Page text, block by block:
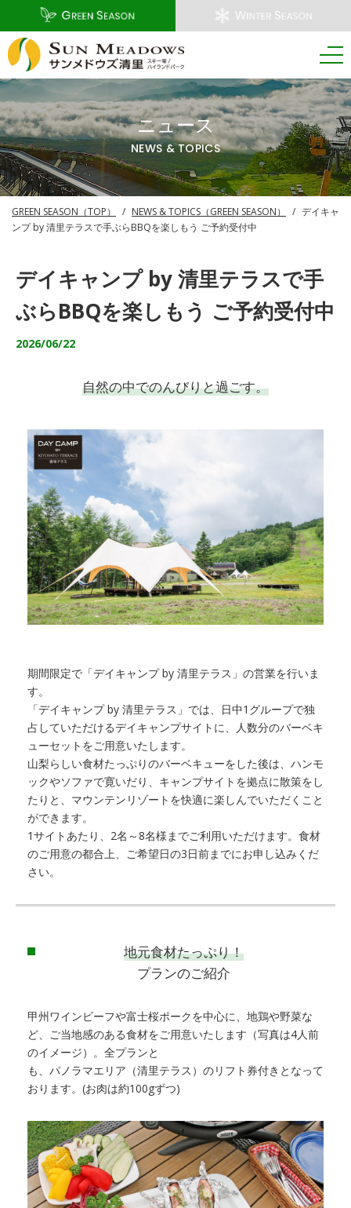
ニュース
NEWS & TOPICS
GREEN SEASON（TOP） / NEWS & TOPICS（GREEN SEASON） / デイキャ
ンプ by 清里テラスで手ぶらBBQを楽しもう ご予約受付中
デイキャンプ by 清里テラスで手
ぶらBBQを楽しもう ご予約受付中
2026/06/22
自然の中でのんびりと過ごす。
期間限定で「デイキャンプ by 清里テラス」の営業を行いま
す。
「デイキャンプ by 清里テラス」では、日中1グループで独
占していただけるデイキャンプサイトに、人数分のバーベキ
ューセットをご用意いたします。
山梨らしい食材たっぷりのバーベキューをした後は、ハンモ
ックやソファで寛いだり、キャンプサイトを拠点に散策をし
たりと、マウンテンリゾートを快適に楽しんでいただくこと
ができます。
1サイトあたり、2名～8名様までご利用いただけます。食材
のご用意の都合上、ご希望日の3日前までにお申し込みくだ
さい。
地元食材たっぷり！
プランのご紹介
甲州ワインビーフや富士桜ポークを中心に、地鶏や野菜な
ど、ご当地感のある食材をご用意いたします（写真は4人前
のイメージ）。全プランと
も、パノラマエリア（清里テラス）のリフト券付きとなって
おります。(お肉は約100gずつ)